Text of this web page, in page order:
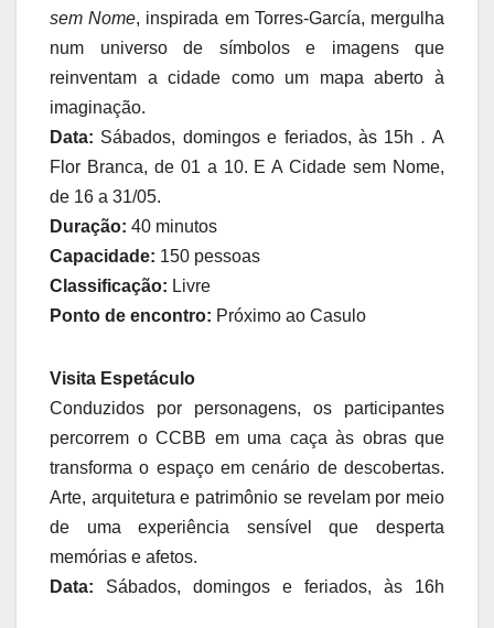
sem Nome, inspirada em Torres-García, mergulha
num universo de símbolos e imagens que
reinventam a cidade como um mapa aberto à
imaginação.
Data: Sábados, domingos e feriados, às 15h . A
Flor Branca, de 01 a 10. E A Cidade sem Nome,
de 16 a 31/05.
Duração: 40 minutos
Capacidade: 150 pessoas
Classificação: Livre
Ponto de encontro: Próximo ao Casulo
Visita Espetáculo
Conduzidos por personagens, os participantes
percorrem o CCBB em uma caça às obras que
transforma o espaço em cenário de descobertas.
Arte, arquitetura e patrimônio se revelam por meio
de uma experiência sensível que desperta
memórias e afetos.
Data: Sábados, domingos e feriados, às 16h